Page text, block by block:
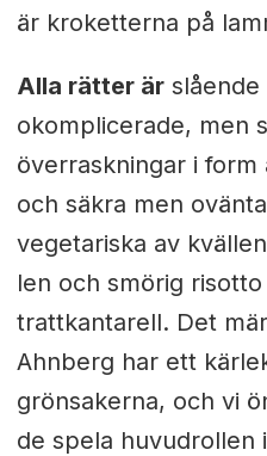
är kroketterna på
Alla rätter ärslående
okomplicerade, men
överraskningar i
och säkra men
vegetariska av
len och smörig
trattkantarell. Det
Ahnberg har ett
grönsakerna, och vi
de spela huvudrollen